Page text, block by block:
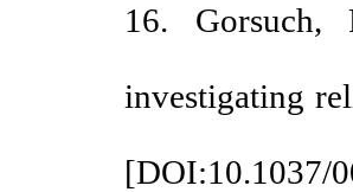
16.
investigating
[DOI:10.1037/